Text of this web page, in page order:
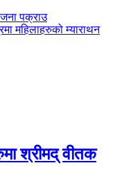
पक्राउ
महिलाहरुको म्याराथन
श्रीमद् वीतक